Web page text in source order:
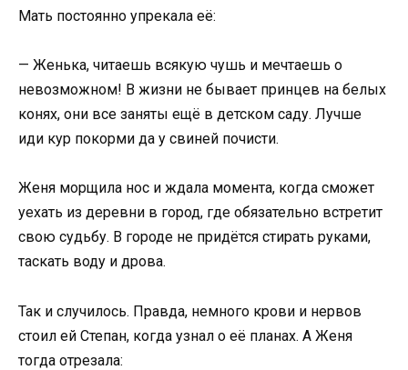
Мать постоянно упрекала её:
— Женька, читаешь всякую чушь и мечтаешь о
невозможном! В жизни не бывает принцев на белых
конях, они все заняты ещё в детском саду. Лучше
иди кур покорми да у свиней почисти.
Женя морщила нос и ждала момента, когда сможет
уехать из деревни в город, где обязательно встретит
свою судьбу. В городе не придётся стирать руками,
таскать воду и дрова.
Так и случилось. Правда, немного крови и нервов
стоил ей Степан, когда узнал о её планах. А Женя
тогда отрезала: